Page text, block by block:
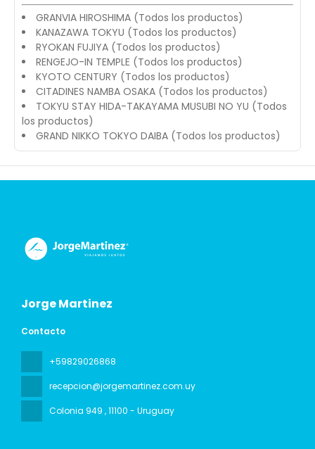
GRANVIA HIROSHIMA (Todos los productos)
KANAZAWA TOKYU (Todos los productos)
RYOKAN FUJIYA (Todos los productos)
RENGEJO-IN TEMPLE (Todos los productos)
KYOTO CENTURY (Todos los productos)
CITADINES NAMBA OSAKA (Todos los productos)
TOKYU STAY HIDA-TAKAYAMA MUSUBI NO YU (Todos
los productos)
GRAND NIKKO TOKYO DAIBA (Todos los productos)
Jorge Martinez
Contacto
+59829026868
recepcion@jorgemartinez.com.uy
Colonia 949 , 11100 - Uruguay